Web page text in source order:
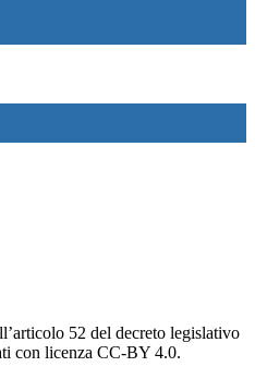
52 del decreto legislativo
con licenza CC-BY 4.0.